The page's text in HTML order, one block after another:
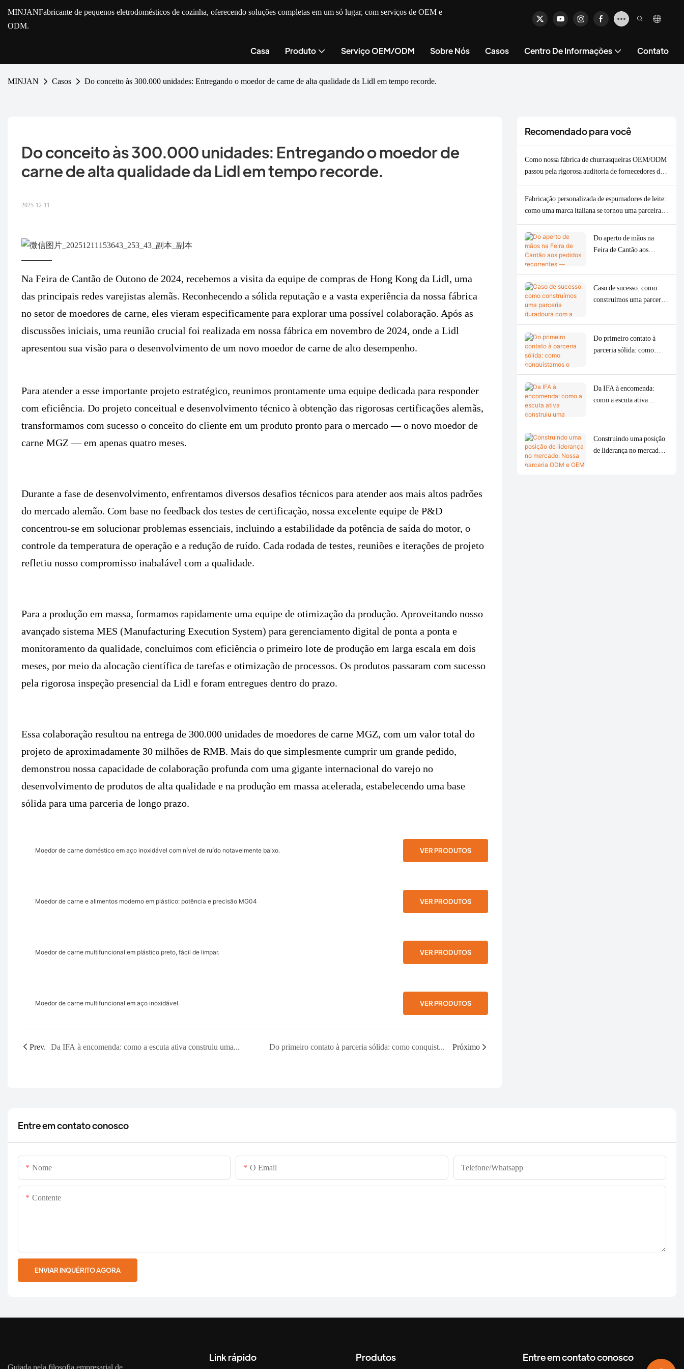
MINJANFabricante de pequenos eletrodomésticos de cozinha, oferecendo soluções completas em um só lugar, com serviços de OEM e
ODM.
Casa Produto Serviço OEM/ODM Sobre Nós Casos Centro De Informações Contato
MINJAN Casos Do conceito às 300.000 unidades: Entregando o moedor de carne de alta qualidade da Lidl em tempo recorde.
Do conceito às 300.000 unidades: Entregando o moedor de
carne de alta qualidade da Lidl em tempo recorde.
2025-12-11
Na Feira de Cantão de Outono de 2024, recebemos a visita da equipe de compras de Hong Kong da Lidl, uma
das principais redes varejistas alemãs. Reconhecendo a sólida reputação e a vasta experiência da nossa fábrica
no setor de moedores de carne, eles vieram especificamente para explorar uma possível colaboração. Após as
discussões iniciais, uma reunião crucial foi realizada em nossa fábrica em novembro de 2024, onde a Lidl
apresentou sua visão para o desenvolvimento de um novo moedor de carne de alto desempenho.
Para atender a esse importante projeto estratégico, reunimos prontamente uma equipe dedicada para responder
com eficiência. Do projeto conceitual e desenvolvimento técnico à obtenção das rigorosas certificações alemãs,
transformamos com sucesso o conceito do cliente em um produto pronto para o mercado — o novo moedor de
carne MGZ — em apenas quatro meses.
Durante a fase de desenvolvimento, enfrentamos diversos desafios técnicos para atender aos mais altos padrões
do mercado alemão. Com base no feedback dos testes de certificação, nossa excelente equipe de P&D
concentrou-se em solucionar problemas essenciais, incluindo a estabilidade da potência de saída do motor, o
controle da temperatura de operação e a redução de ruído. Cada rodada de testes, reuniões e iterações de projeto
refletiu nosso compromisso inabalável com a qualidade.
Para a produção em massa, formamos rapidamente uma equipe de otimização da produção. Aproveitando nosso
avançado sistema MES (Manufacturing Execution System) para gerenciamento digital de ponta a ponta e
monitoramento da qualidade, concluímos com eficiência o primeiro lote de produção em larga escala em dois
meses, por meio da alocação científica de tarefas e otimização de processos. Os produtos passaram com sucesso
pela rigorosa inspeção presencial da Lidl e foram entregues dentro do prazo.
Essa colaboração resultou na entrega de 300.000 unidades de moedores de carne MGZ, com um valor total do
projeto de aproximadamente 30 milhões de RMB. Mais do que simplesmente cumprir um grande pedido,
demonstrou nossa capacidade de colaboração profunda com uma gigante internacional do varejo no
desenvolvimento de produtos de alta qualidade e na produção em massa acelerada, estabelecendo uma base
sólida para uma parceria de longo prazo.
Moedor de carne doméstico em aço inoxidável com nível de ruído notavelmente baixo. VER PRODUTOS
Moedor de carne e alimentos moderno em plástico: potência e precisão MG04 VER PRODUTOS
Moedor de carne multifuncional em plástico preto, fácil de limpar. VER PRODUTOS
Moedor de carne multifuncional em aço inoxidável. VER PRODUTOS
Prev. Da IFA à encomenda: como a escuta ativa construiu uma parceria duradoura com a SOGO, na Espanha. Do primeiro contato à parceria sólida: como conquistamos o mercado russo com profissionalismo e sinceridade em apenas um ano. Próximo
Recomendado para você
Como nossa fábrica de churrasqueiras OEM/ODM
passou pela rigorosa auditoria de fornecedores da
Fabricação personalizada de espumadores de leite:
como uma marca italiana se tornou uma parceira
Do aperto de mãos na
Feira de Cantão aos
impulsionando uma marca
argentina com um
equipamento OEM de
Caso de sucesso: como
construímos uma parceria
SOKANY.
Do primeiro contato à
parceria sólida: como
russo com
profissionalismo e
sinceridade em apenas um
Da IFA à encomenda:
como a escuta ativa
duradoura com a SOGO,
na Espanha.
Construindo uma posição
de liderança no mercado:
Entre em contato conosco
Nome O Email Telefone/whatsapp
Contente
ENVIAR INQUÉRITO AGORA
Link rápido Produtos Entre em contato conosco